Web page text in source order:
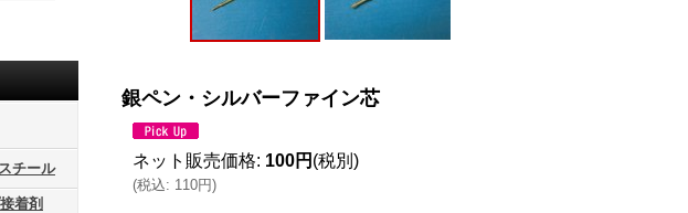
チール
着剤
銀ペン・シルバーファイン芯
ネット販売価格: 100円 (税別)
(税込: 110円)